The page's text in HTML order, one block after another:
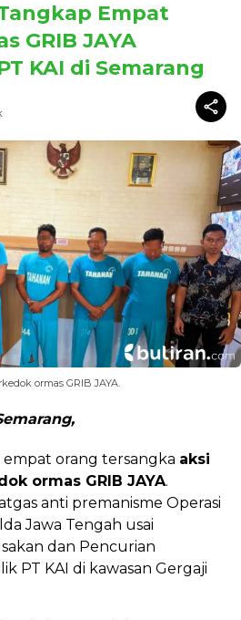
Empat
GRIB JAYA
KAI di Semarang
ormas GRIB JAYA.
orang tersangka aksi
ormas GRIB JAYA.
anti premanisme Operasi
Jawa Tengah usai
dan Pencurian
PT KAI di kawasan Gergaji